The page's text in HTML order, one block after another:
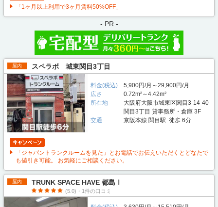
「1ヶ月以上利用で3ヶ月賃料50%OFF」
- PR -
屋内 スペラボ 城東関目3丁目
料金(税込)
5,900円/月～29,900円/月
広さ
0.72m²～4.42m²
所在地
大阪府大阪市城東区関目3-14-40
関目3丁目 貸事務所・倉庫 3F
交通
京阪本線 関目駅 徒歩 6分
「ジャパントランクルームを見た」とお電話でお伝えいただくとどなたで
も値引き可能。 お気軽にご相談ください。
屋内 TRUNK SPACE HAVE 都島Ⅰ
(5.0)・1件の口コミ